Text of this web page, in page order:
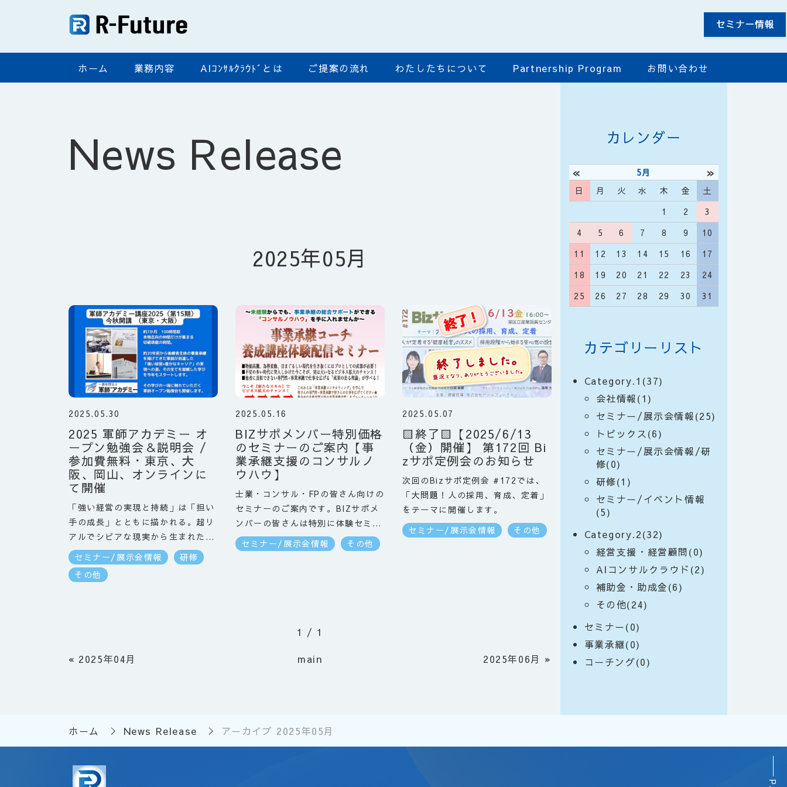
ホーム 業務内容 AIｺﾝｻﾙｸﾗｳﾄﾞとは ご提案の流れ わたしたちについて Partnership Program お問い合わせ
News Release
2025年05月
2025 軍師アカデミー オ
ープン勉強会＆説明会 /
参加費無料・東京、大
阪、岡山、オンラインに
て開催
2025.05.30
「強い経営の実現と持続」は「担い
手の成長」とともに描かれる。超リ
アルでシビアな現実から生まれた
「強い経営×豊かなキャリアを描く
軍師力」を獲得しませんか？2010
年からスタートした「軍師アカデミ
営やキャリアの本質と向き合いま
プン勉強会＆説明会」も実施中です
http://gunshi-study.jp/百聞は
セミナー/展示会情報
研修
その他
BIZサポメンバー特別価格
のセミナーのご案内【事
業承継支援のコンサルノ
ウハウ】
2025.05.16
士業・コンサル・FPの皆さん向けの
セミナーのご案内です。BIZサポメ
ンバーの皆さんは特別に体験セミナ
ーを無料でご招待いたしますので、
一度ご参加いただけると嬉しいで
す。ぜひ、未経験の士業の先生も事
業承継にとりんでほしいと思いま
す。さらに、M&AやPMIまでできる
セミナー/展示会情報 その他
🟨終了🟨【2025/6/13
（金）開催】 第172回 Bi
zサポ定例会のお知らせ
2025.05.07
次回のBizサポ定例会 #172では、
「大問題！人の採用、育成、定着」
をテーマに開催します。
セミナー/展示会情報
その他
1 / 1
« 2025年04月 main 2025年06月 »
カレンダー
« 5月 »
日 月 火 水 木 金
土
1
2
3
4
5 6 7 8 9
10
11
12 13 14 15 16
17
18
19 20 21 22 23
24
25
26 27 28 29 30 31
カテゴリーリスト
Category.1(37)
会社情報(1)
セミナー/展示会情報(25)
トピックス(6)
セミナー/展示会情報/研
修(0)
研修(1)
セミナー/イベント情報
(5)
Category.2(32)
経営支援・経営顧問(0)
AIコンサルクラウド(2)
補助金・助成金(6)
その他(24)
セミナー(0)
事業承継(0)
コーチング(0)
ホーム News Release アーカイブ 2025年05月